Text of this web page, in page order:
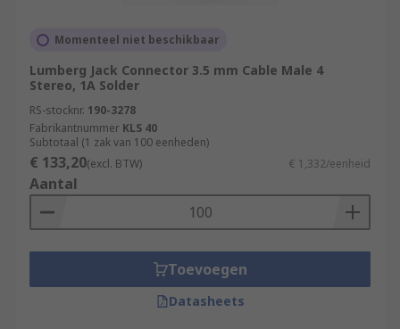
Momenteel niet beschikbaar
Lumberg Jack Connector 3.5 mm Cable Male 4
Stereo, 1A Solder
RS-stocknr. 190-3278
Fabrikantnummer KLS 40
Subtotaal (1 zak van 100 eenheden)
€ 133,20(excl. BTW) € 1,332/eenheid
Aantal
Toevoegen
Datasheets